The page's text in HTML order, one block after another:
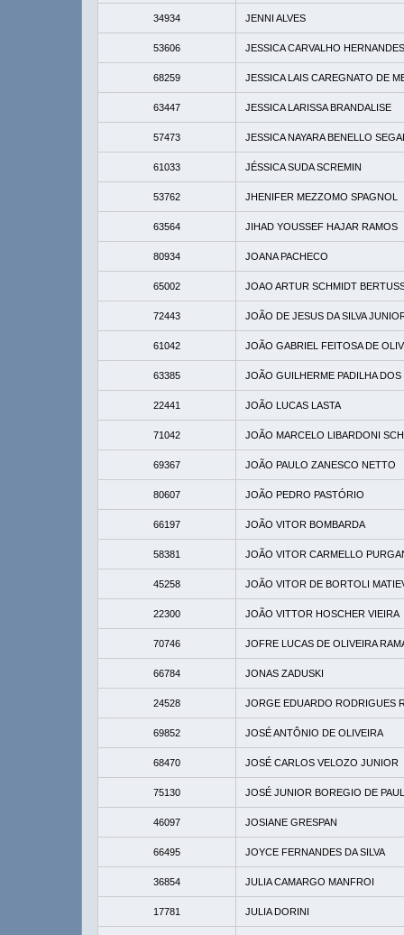
34934 JENNI ALVES
53606 JESSICA CARVALHO HERNANDES
68259 JESSICA LAIS CAREGNATO DE
63447 JESSICA LARISSA BRANDALISE
57473 JESSICA NAYARA BENELLO
61033 JÉSSICA SUDA SCREMIN
53762 JHENIFER MEZZOMO SPAGNOL
63564 JIHAD YOUSSEF HAJAR RAMOS
80934 JOANA PACHECO
65002 JOAO ARTUR SCHMIDT
72443 JOÃO DE JESUS DA SILVA
61042 JOÃO GABRIEL FEITOSA DE
63385 JOÃO GUILHERME PADILHA DOS
22441 JOÃO LUCAS LASTA
71042 JOÃO MARCELO LIBARDONI
69367 JOÃO PAULO ZANESCO NETTO
80607 JOÃO PEDRO PASTÓRIO
66197 JOÃO VITOR BOMBARDA
58381 JOÃO VITOR CARMELLO
45258 JOÃO VITOR DE BORTOLI
22300 JOÃO VITTOR HOSCHER VIEIRA
70746 JOFRE LUCAS DE OLIVEIRA
66784 JONAS ZADUSKI
24528 JORGE EDUARDO RODRIGUES
69852 JOSÉ ANTÔNIO DE OLIVEIRA
68470 JOSÉ CARLOS VELOZO JUNIOR
75130 JOSÉ JUNIOR BOREGIO DE
46097 JOSIANE GRESPAN
66495 JOYCE FERNANDES DA SILVA
36854 JULIA CAMARGO MANFROI
17781 JULIA DORINI